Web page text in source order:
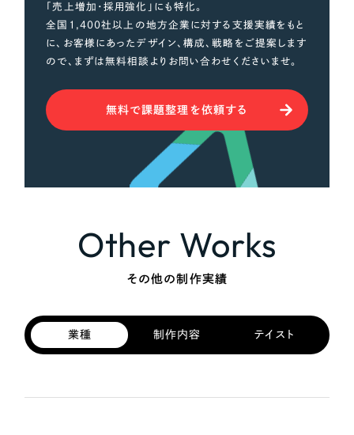
「売上増加・採用強化」にも特化。
全国1,400社以上の地方企業に対する支援実績をもと
に、お客様にあったデザイン、構成、戦略をご提案します
ので、まずは無料相談よりお問い合わせくださいませ。
無料で課題整理を依頼する
Other Works
その他の制作実績
業種 制作内容 テイスト